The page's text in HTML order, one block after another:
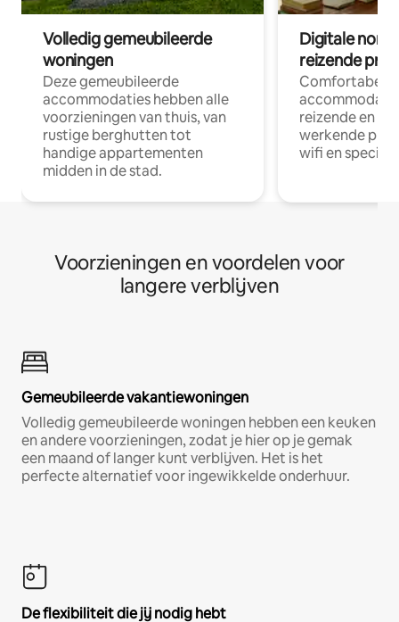
Volledig gemeubileerde
woningen
Deze gemeubileerde
accommodaties hebben alle
voorzieningen van thuis, van
rustige berghutten tot
handige appartementen
midden in de stad.
Digitale
reizende
Comfortabele
reizende en
werkende
wifi en
Voorzieningen en voordelen voor
langere verblijven
Gemeubileerde vakantiewoningen
Volledig gemeubileerde woningen hebben een keuken
en andere voorzieningen, zodat je hier op je gemak
een maand of langer kunt verblijven. Het is het
perfecte alternatief voor ingewikkelde onderhuur.
De flexibiliteit die jij nodig hebt